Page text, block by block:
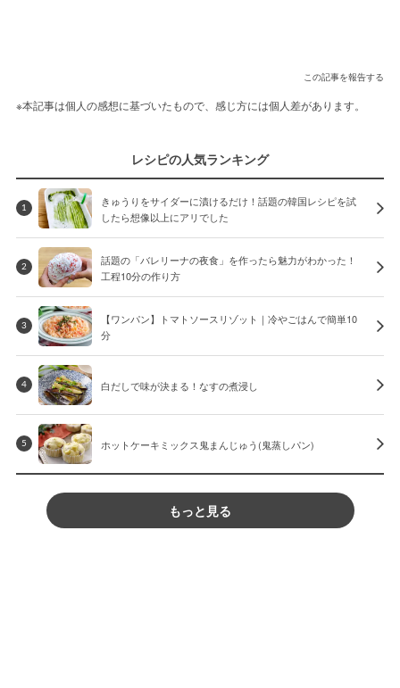
この記事を報告する
※本記事は個人の感想に基づいたもので、感じ方には個人差があります。
レシピの人気ランキング
1
きゅうりをサイダーに漬けるだけ！話題の韓国レシピを試
したら想像以上にアリでした
2
話題の「バレリーナの夜食」を作ったら魅力がわかった！
工程10分の作り方
3
【ワンパン】トマトソースリゾット｜冷やごはんで簡単10
分
4 白だしで味が決まる！なすの煮浸し
5 ホットケーキミックス鬼まんじゅう(鬼蒸しパン)
もっと見る